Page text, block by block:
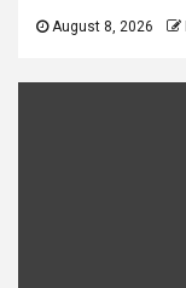
August 8, 2026